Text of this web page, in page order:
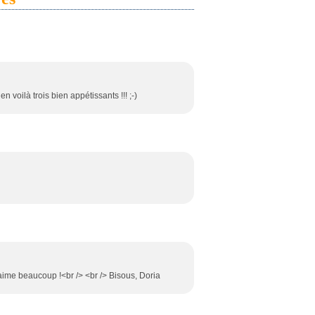
voilà trois bien appétissants !!! ;-)
beaucoup !<br /> <br /> Bisous, Doria